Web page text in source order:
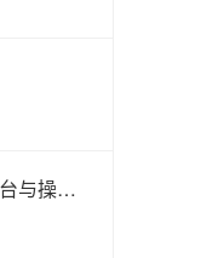
赤峰股票配资指南：本地正规平台与操作要点